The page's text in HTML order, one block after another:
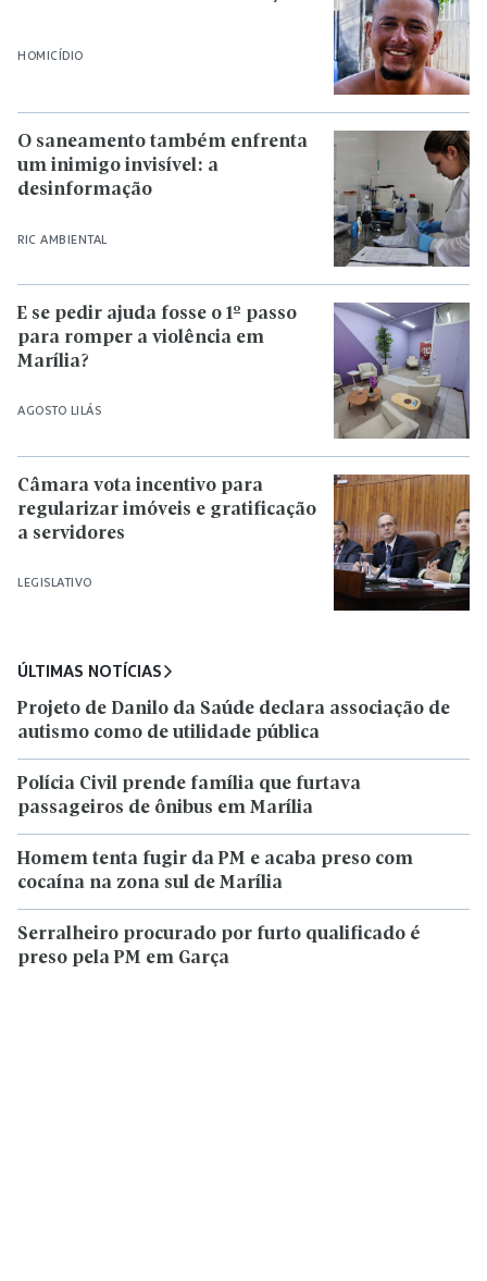
HOMICÍDIO
RIC AMBIENTAL
O saneamento também enfrenta
um inimigo invisível: a
desinformação
AGOSTO LILÁS
E se pedir ajuda fosse o 1º passo
para romper a violência em
Marília?
LEGISLATIVO
Câmara vota incentivo para
regularizar imóveis e gratificação
a servidores
ÚLTIMAS NOTÍCIAS
Projeto de Danilo da Saúde declara associação de
autismo como de utilidade pública
Polícia Civil prende família que furtava
passageiros de ônibus em Marília
Homem tenta fugir da PM e acaba preso com
cocaína na zona sul de Marília
Serralheiro procurado por furto qualificado é
preso pela PM em Garça